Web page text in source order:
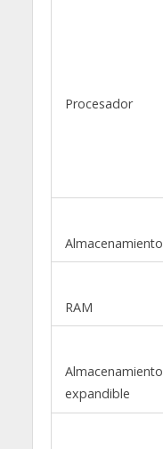
Procesador
Almacenamiento
RAM
Almacenamiento
expandible